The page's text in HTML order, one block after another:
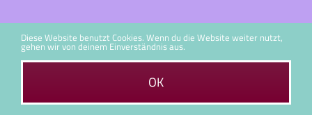
Diese Website benutzt Cookies. Wenn du die Website weiter nutzt,
gehen wir von deinem Einverständnis aus.
OK